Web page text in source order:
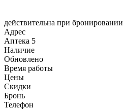
действительна при бронировании
Адрес
Аптека 5
Наличие
Обновлено
Время работы
Цены
Скидки
Бронь
Телефон